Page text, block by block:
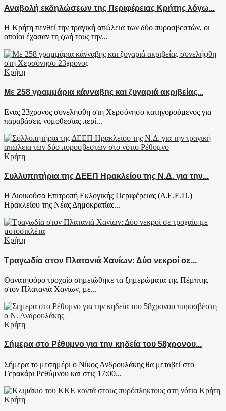
Αναβολή εκδηλώσεων της Περιφέρειας Κρήτης λόγω...
Η Κρήτη πενθεί την τραγική απώλεια των δύο πυροσβεστών, οι
οποίοι έχασαν τη ζωή τους την...
Κρήτη
Με 258 γραμμάρια κάνναβης και ζυγαριά ακριβείας...
Ενας 23χρονος συνελήφθη στη Χερσόνησο κατηγορούμενος για
παραβάσεις νομοθεσίας περί...
Κρήτη
Συλλυπητήρια της ΔΕΕΠ Ηρακλείου της Ν.Δ. για την...
Η Διοικούσα Επιτροπή Εκλογικής Περιφέρειας (Δ.Ε.Ε.Π.)
Ηρακλείου της Νέας Δημοκρατίας...
Κρήτη
Τραγωδία στον Πλατανιά Χανίων: Δύο νεκροί σε...
Θανατηφόρο τροχαίο σημειώθηκε τα ξημερώματα της Πέμπτης
στον Πλατανιά Χανίων, με...
Κρήτη
Σήμερα στο Ρέθυμνο για την κηδεία του 58χρονου...
Σήμερα το μεσημέρι ο Νίκος Ανδρουλάκης θα μεταβεί στο
Γερακάρι Ρεθύμνου και στις 17:00...
Κρήτη